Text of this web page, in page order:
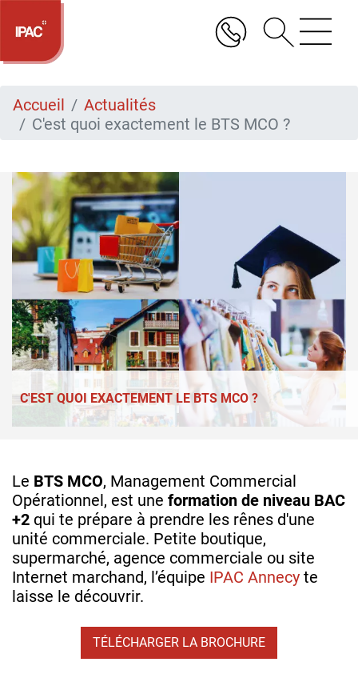
Aller
contenu
Accueil
Actualités
C'est quoi exactement le BTS MCO ?
C'EST QUOI EXACTEMENT LE BTS MCO ?
Le BTS MCO, Management Commercial
Opérationnel, est une formation de niveau BAC
+2 qui te prépare à prendre les rênes d'une
unité commerciale. Petite boutique,
supermarché, agence commerciale ou site
Internet marchand, l’équipe IPAC Annecy te
laisse le découvrir.
TÉLÉCHARGER LA BROCHURE